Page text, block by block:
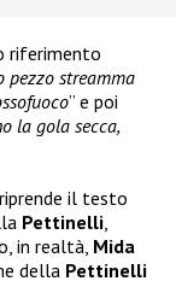
riferimento
pezzo streamma
” e poi
la gola secca,
il testo
Pettinelli
in realtà, Mida
della Pettinelli